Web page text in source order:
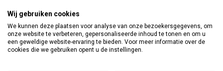
geschikt voor zowel doe-het-zelvers als professionele
schilders.
Laat je favorieteFlügger 80kleur mengen in een van de
Wij gebruiken cookies
We kunnen deze plaatsen voor analyse van onze bezoekersgegevens, om
onze website te verbeteren, gepersonaliseerde inhoud te tonen en om u
een geweldige website-ervaring te bieden. Voor meer informatie over de
cookies die we gebruiken opent u de instellingen.